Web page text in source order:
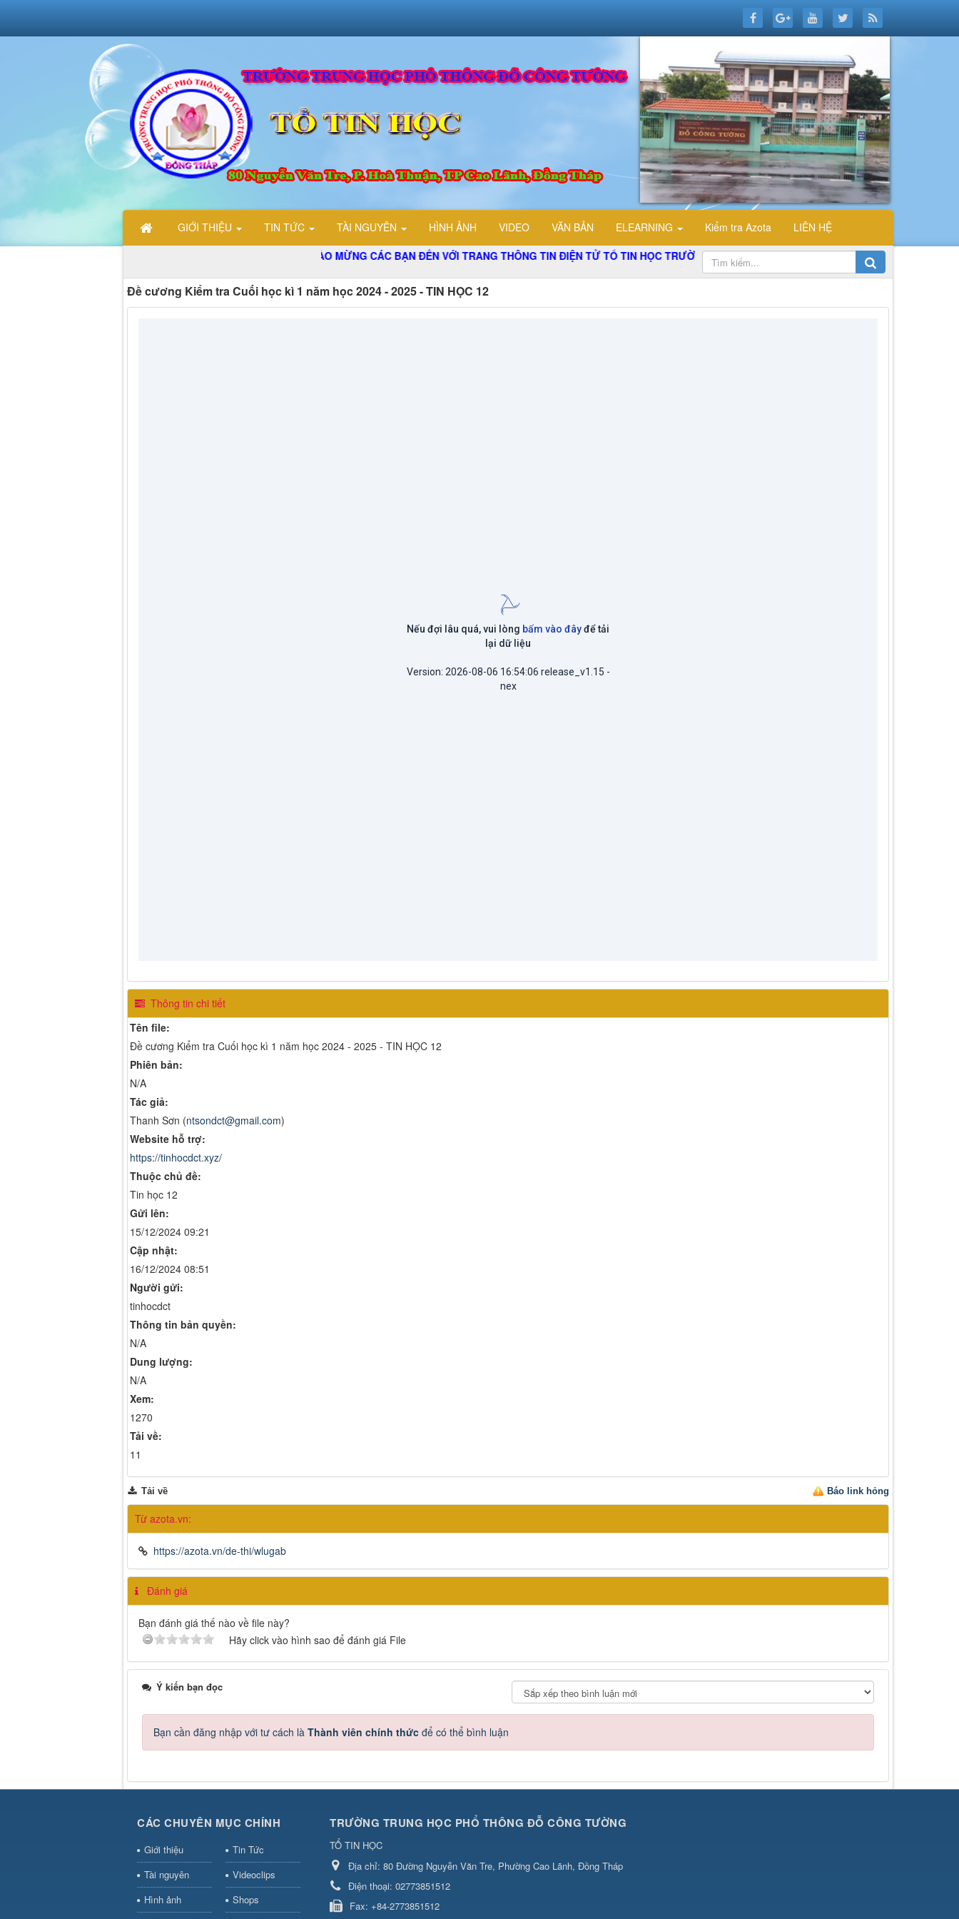
GIỚI THIỆU TIN TỨC TÀI NGUYÊN HÌNH ẢNH VIDEO VĂN BẢN ELEARNING Kiểm tra Azota
LIÊN HỆ
CHÀO MỪNG CÁC BẠN ĐẾN VỚI TRANG THÔNG TIN ĐIỆN TỬ TỔ TIN HỌC TRƯỜNG THPT ĐỖ CÔNG TƯỜNG
Đề cương Kiểm tra Cuối học kì 1 năm học 2024 - 2025 - TIN HỌC 12
Thông tin chi tiết
Tên file:
Đề cương Kiểm tra Cuối học kì 1 năm học 2024 - 2025 - TIN HỌC 12
Phiên bản:
N/A
Tác giả:
Thanh Sơn (ntsondct@gmail.com)
Website hỗ trợ:
https://tinhocdct.xyz/
Thuộc chủ đề:
Tin học 12
Gửi lên:
15/12/2024 09:21
Cập nhật:
16/12/2024 08:51
Người gửi:
tinhocdct
Thông tin bản quyền:
N/A
Dung lượng:
N/A
Xem:
1270
Tải về:
11
Báo link hỏng
Tải về
Từ azota.vn:
https://azota.vn/de-thi/wlugab
Đánh giá
Bạn đánh giá thế nào về file này?
Hãy click vào hình sao để đánh giá File
Ý kiến bạn đọc
Bạn cần đăng nhập với tư cách là Thành viên chính thức để có thể bình luận
CÁC CHUYÊN MỤC CHÍNH
Giới thiệu
Tin Tức
Tài nguyên
Videoclips
Hình ảnh
Shops
TRƯỜNG TRUNG HỌC PHỔ THÔNG ĐỖ CÔNG TƯỜNG
TỔ TIN HỌC
Địa chỉ: 80 Đường Nguyễn Văn Tre, Phường Cao Lãnh, Đồng Tháp
Điện thoại: 02773851512
Fax: +84-2773851512